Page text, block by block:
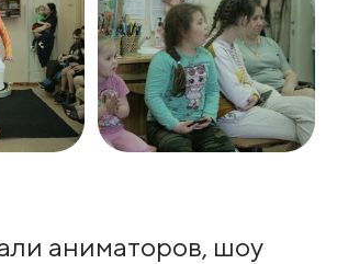
аниматоров, шоу